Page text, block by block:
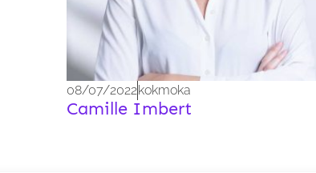
08/07/2022kokmoka
Camille Imbert